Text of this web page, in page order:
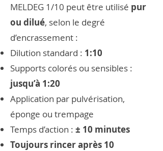
MELDEG 1/10 peut être utilisé pur
ou dilué, selon le degré
d’encrassement :
Dilution standard : 1:10
Supports colorés ou sensibles :
jusqu’à 1:20
Application par pulvérisation,
éponge ou trempage
Temps d’action : ± 10 minutes
Toujours rincer après 10